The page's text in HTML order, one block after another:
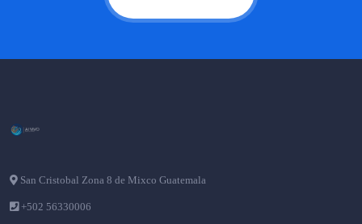
San Cristobal Zona 8 de Mixco Guatemala
+502 56330006